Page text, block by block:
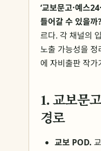
‘교보문고·예스
들어갈 수 있을까
르다. 각 채널의
노출 가능성을
에 자비출판 작
1. 교보문
경로
교보 POD.